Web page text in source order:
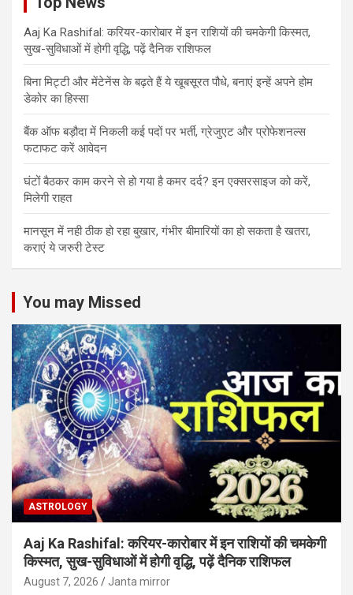
Aaj Ka Rashifal: करियर-कारोबार में इन राशियों की चमकेगी किस्मत,
सुख-सुविधाओं में होगी वृद्धि, पढ़ें दैनिक राशिफल
बिना मिट्टी और मेंटेनेंस के बढ़ते हैं ये खूबसूरत पौधे, बनाएं इन्‍हें अपने होम
डेकोर का हिस्‍सा
बैंक ऑफ बड़ौदा में निकली कई पदों पर भर्ती, ग्रेजुएट और प्रोफेशनल्स
फटाफट करें आवेदन
घंटों बैठकर काम करने से हो गया है कमर दर्द? इन एक्सरसाइज को करें,
मिलेगी राहत
मानसून में नही ठीक हो रहा बुखार, गंभीर बीमारियों का हो सकता है खतरा,
कराएं ये जरुरी टेस्ट
You may Missed
ASTROLOGY
Aaj Ka Rashifal: करियर-कारोबार में इन राशियों की चमकेगी
किस्मत, सुख-सुविधाओं में होगी वृद्धि, पढ़ें दैनिक राशिफल
August 7, 2026 Janta mirror